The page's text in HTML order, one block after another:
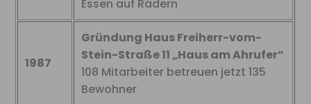
Essen auf Rädern
1987
Gründung Haus Freiherr-vom-
Stein-Straße 11 „Haus am Ahrufer“
108 Mitarbeiter betreuen jetzt 135
Bewohner